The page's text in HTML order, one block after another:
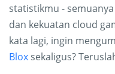
statistikmu -
dan kekuatan cloud
kata lagi, ingin
Blox sekaligus?